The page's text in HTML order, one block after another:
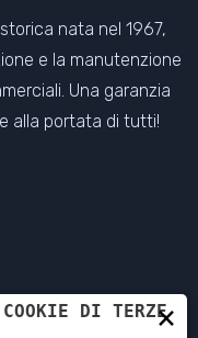
nata nel 1967,
e la manutenzione
Una garanzia
alla portata di tutti!
×
DI TERZE